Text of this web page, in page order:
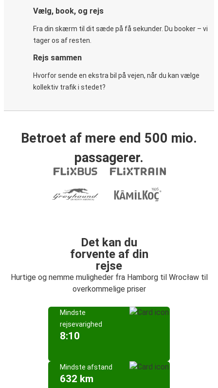
Vælg, book, og rejs
Fra din skærm til dit sæde på få sekunder. Du booker – vi
tager os af resten.
Rejs sammen
Hvorfor sende en ekstra bil på vejen, når du kan vælge
kollektiv trafik i stedet?
Betroet af mere end 500 mio.
passagerer.
Det kan du
forvente af din
rejse
Hurtige og nemme muligheder fra Hamborg til Wrocław til
overkommelige priser
Mindste
rejsevarighed
8:10
Mindste afstand
632 km